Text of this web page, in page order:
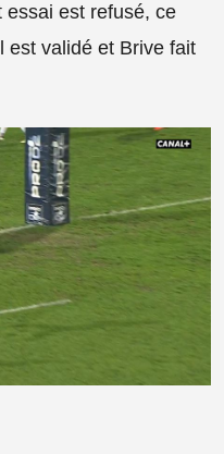
essai est refusé, ce
est validé et Brive fait